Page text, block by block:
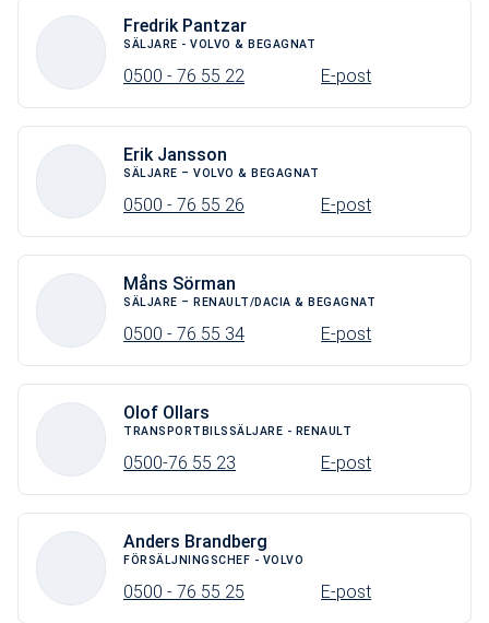
Fredrik Pantzar
SÄLJARE - VOLVO & BEGAGNAT
0500 - 76 55 22 E-post
Erik Jansson
SÄLJARE – VOLVO & BEGAGNAT
0500 - 76 55 26 E-post
Måns Sörman
SÄLJARE – RENAULT/DACIA & BEGAGNAT
0500 - 76 55 34 E-post
Olof Ollars
TRANSPORTBILSSÄLJARE - RENAULT
0500-76 55 23 E-post
Anders Brandberg
FÖRSÄLJNINGSCHEF - VOLVO
0500 - 76 55 25 E-post